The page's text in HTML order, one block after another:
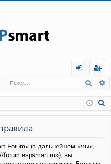
д
г
ис
тр
Forum» (в дальнейшем «мы»,
forum.espsmart.ru»), вы